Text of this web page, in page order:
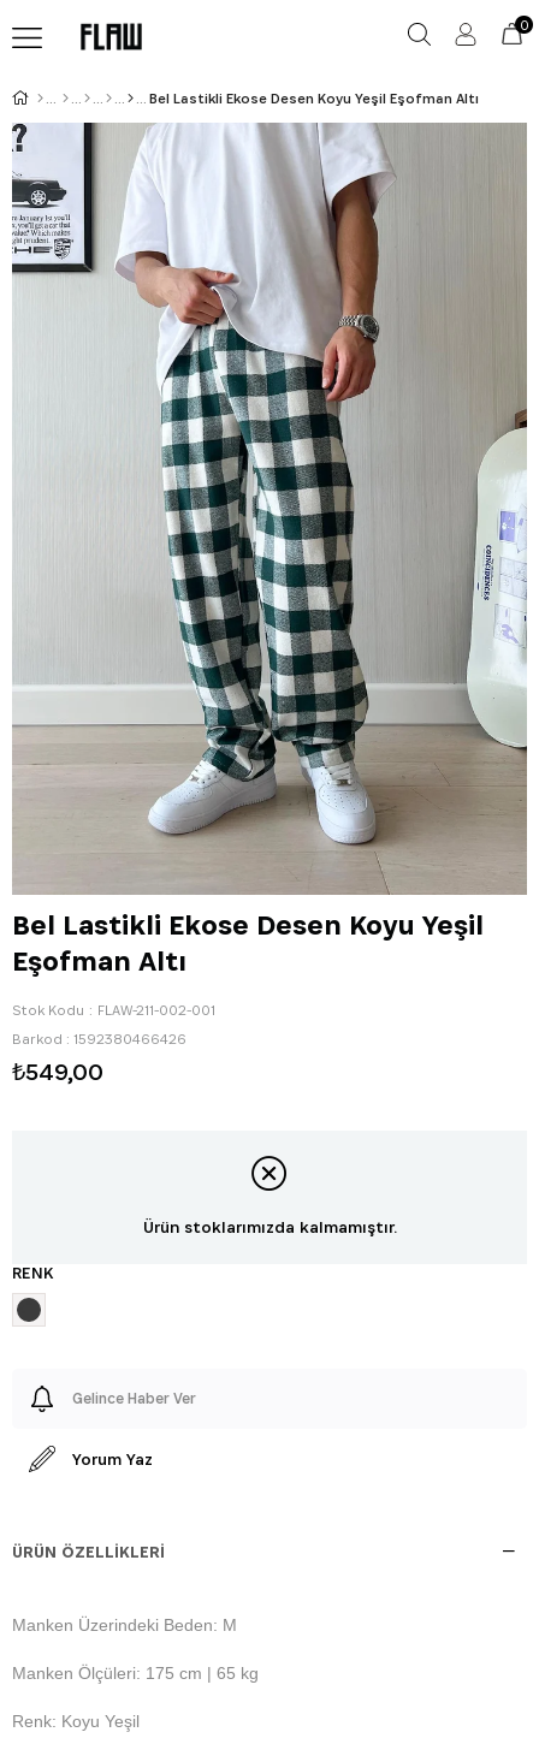
0
Bel Lastikli Ekose Desen Koyu Yeşil Eşofman Altı
Bel Lastikli Ekose Desen Koyu Yeşil
Eşofman Altı
Stok Kodu
FLAW-211-002-001
Barkod : 1592380466426
₺549,00
Ürün stoklarımızda kalmamıştır.
RENK
Gelince Haber Ver
Yorum Yaz
ÜRÜN ÖZELLIKLERI
Manken Üzerindeki Beden: M
Manken Ölçüleri: 175 cm | 65 kg
Renk: Koyu Yeşil